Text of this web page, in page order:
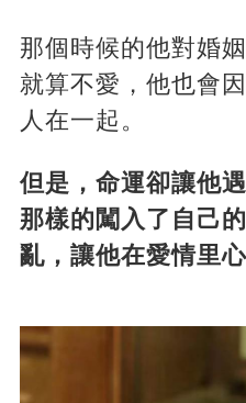
那個時候的他對婚
就算不愛，他也會
人在一起。
但是，命運卻讓他
那樣的闖入了自己
亂，讓他在愛情里